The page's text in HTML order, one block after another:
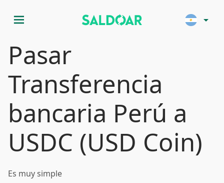
menu arrow_drop_down
Pasar
Transferencia
bancaria Perú a
USDC (USD Coin)
Es muy simple